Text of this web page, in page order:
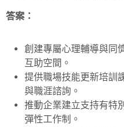
答案：
創建專屬心理輔導與同
互助空間。
提供職場技能更新培訓
與職涯諮詢。
推動企業建立支持有特
彈性工作制。